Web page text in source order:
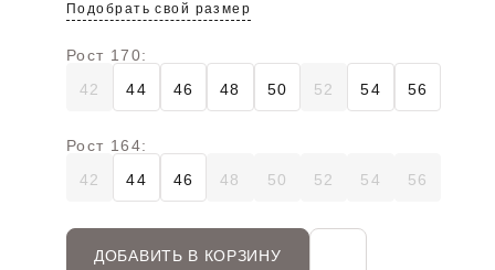
Подобрать свой размер
Рост 170:
42
44 46 48 50 52 54 56
Рост 164:
42
44 46 48 50 52 54 56
ДОБАВИТЬ В КОРЗИНУ